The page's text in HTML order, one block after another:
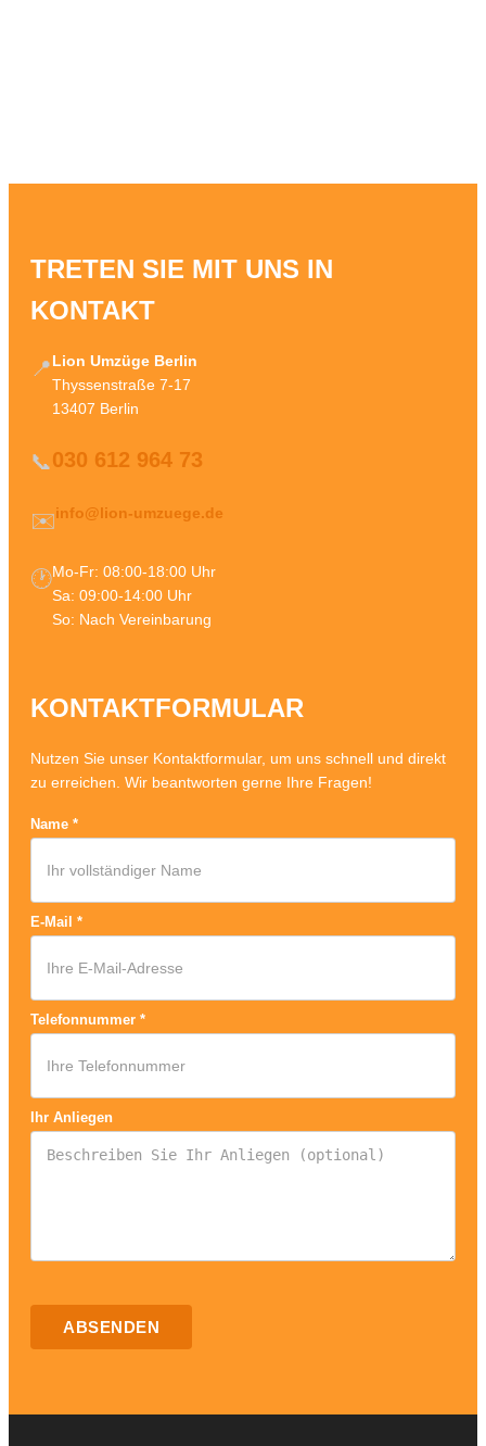
TRETEN SIE MIT UNS IN
KONTAKT
📍Lion Umzüge Berlin
Thyssenstraße 7-17
13407 Berlin
📞030 612 964 73
✉️info@lion-umzuege.de
🕐Mo-Fr: 08:00-18:00 Uhr
Sa: 09:00-14:00 Uhr
So: Nach Vereinbarung
KONTAKTFORMULAR
Nutzen Sie unser Kontaktformular, um uns schnell und direkt
zu erreichen. Wir beantworten gerne Ihre Fragen!
Name *
E-Mail *
Telefonnummer *
Ihr Anliegen
ABSENDEN